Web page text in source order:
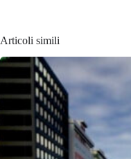
Articoli simili